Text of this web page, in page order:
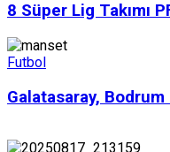
8 Süper Lig Takımı
Futbol
Galatasaray, Bodrum